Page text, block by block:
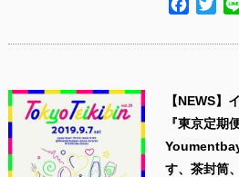
【NEWS】
『東京定期
す、茶封筒